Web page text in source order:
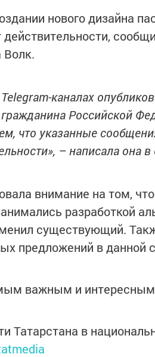
нового дизайна
действительности,
каналах
Российской
что указанные
– написала она
внимание на том,
разработкой
существующий.
предложений в данной
важным и
Татарстана в